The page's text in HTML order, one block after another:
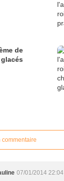
de
commentaire
07/01/2014 22:04